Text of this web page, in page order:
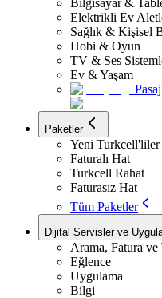
Bilgisayar &
Elektrikli Ev
Sağlık & Kişisel
Hobi & Oyun
TV & Ses
Ev & Yaşam
Paketler
Yeni Turkcell'liler
Faturalı Hat
Turkcell Rahat
Faturasız Hat
Tüm Paketler
Dijital Servisler ve
Arama, Fatura
Eğlence
Uygulama
Bilgi